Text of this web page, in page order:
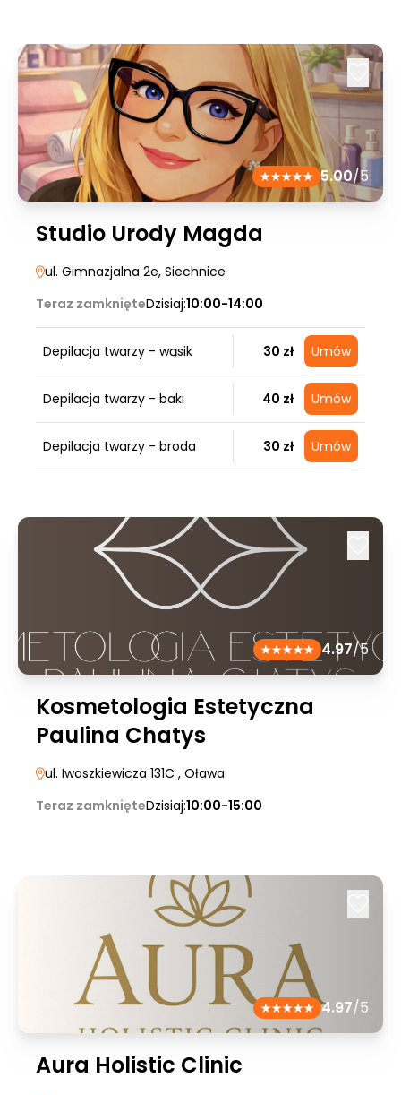
5.00/5
Studio Urody Magda
ul. Gimnazjalna 2e, Siechnice
Teraz zamknięteDzisiaj:10:00-14:00
Depilacja twarzy - wąsik 30 zł Umów
Depilacja twarzy - baki 40 zł Umów
Depilacja twarzy - broda 30 zł Umów
4.97/5
Kosmetologia Estetyczna
Paulina Chatys
ul. Iwaszkiewicza 131C , Oława
Teraz zamknięteDzisiaj:10:00-15:00
4.97/5
Aura Holistic Clinic